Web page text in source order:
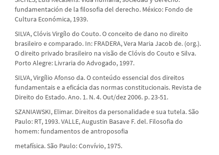
fundamentación de la filosofia del derecho. México: Fondo de
Cultura Económica, 1939.
SILVA, Clóvis Virgílo do Couto. O conceito de dano no direito
brasileiro e comparado. In: FRADERA, Vera Maria Jacob de. (org.).
O direito privado brasileiro na visão de Clóvis do Couto e Silva.
Porto Alegre: Livraria do Advogado, 1997.
SILVA, Virgílio Afonso da. O conteúdo essencial dos direitos
fundamentais e a eficácia das normas constitucionais. Revista de
Direito do Estado. Ano. 1. N. 4. Out/dez 2006. p. 23-51.
SZANIAWSKI, Elimar. Direitos da personalidade e sua tutela. São
Paulo: RT, 1993. VALLE, Augustin Basave F. del. Filosofia do
homem: fundamentos de antroposofia
metafísica. São Paulo: Convívio, 1975.